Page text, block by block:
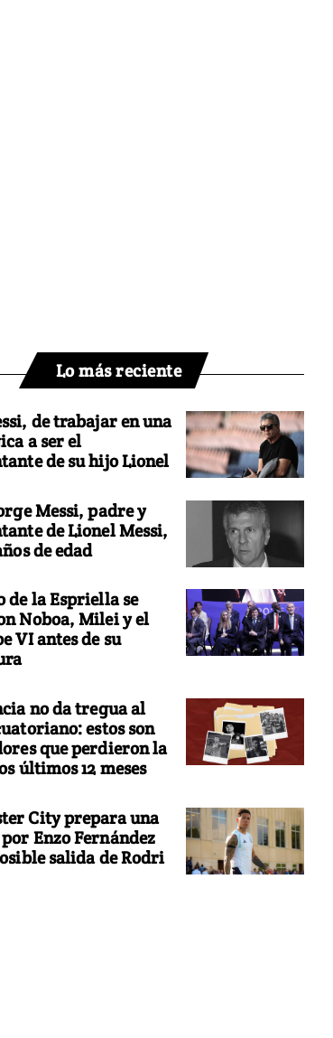
Lo más reciente
de trabajar en una
a ser el
de su hijo Lionel
Messi, padre y
de Lionel Messi,
de edad
de la Espriella se
Noboa, Milei y el
VI antes de su
no da tregua al
estos son
que perdieron la
últimos 12 meses
City prepara una
Enzo Fernández
salida de Rodri